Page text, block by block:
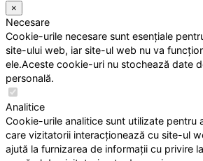
×
Necesare
Cookie-urile necesare sunt esențiale
site-ului web, iar site-ul web nu va
ele.Aceste cookie-uri nu stochează date
personală.
Analitice
Cookie-urile analitice sunt utilizate pentru
care vizitatorii interacționează cu site-ul
ajută la furnizarea de informații cu privire